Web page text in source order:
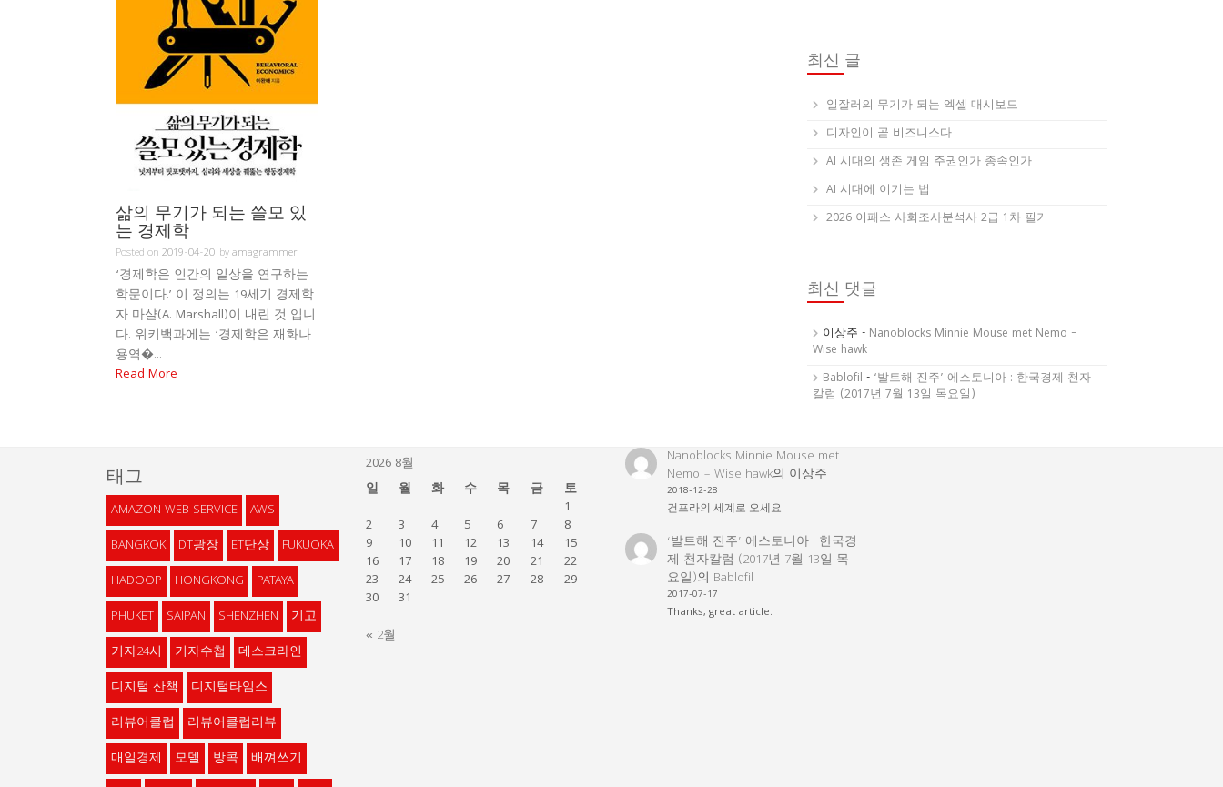
삶의 무기가 되는 쓸모 있
는 경제학
Posted on 2019-04-20 byamagrammer
‘경제학은 인간의 일상을 연구하는
학문이다.’ 이 정의는 19세기 경제학
자 마샬(A. Marshall)이 내린 것 입니
다. 위키백과에는 ‘경제학은 재화나
용역�...
Read More
최신 글
일잘러의 무기가 되는 엑셀 대시보드
디자인이 곧 비즈니스다
AI 시대의 생존 게임 주권인가 종속인가
AI 시대에 이기는 법
2026 이패스 사회조사분석사 2급 1차 필기
최신 댓글
이상주 - Nanoblocks Minnie Mouse met Nemo –
Wise hawk
Bablofil - ‘발트해 진주’ 에스토니아 : 한국경제 천자
칼럼 (2017년 7월 13일 목요일)
태그
AMAZON WEB SERVICE
AWS
BANGKOK
DT광장 ET단상
FUKUOKA
HADOOP
HONGKONG
PATAYA
PHUKET
SAIPAN SHENZHEN
기고
기자24시
기자수첩
데스크라인
디지털 산책
디지털타임스
리뷰어클럽
리뷰어클럽리뷰
매일경제
모델 방콕
배껴쓰기
2026 8월
일
월 화 수 목 금
토
1
2
3 4 5 6 7
8
9
10 11 12 13 14
15
16
17 18 19 20 21
22
23
24 25 26 27 28
29
30
31
« 2월
Nanoblocks Minnie Mouse met
Nemo – Wise hawk의 이상주
2018-12-28
건프라의 세계로 오세요
‘발트해 진주’ 에스토니아 : 한국경
제 천자칼럼 (2017년 7월 13일 목
요일)의 Bablofil
2017-07-17
Thanks, great article.